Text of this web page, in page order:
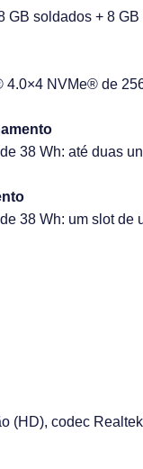
GB soldados + 8
4.0×4 NVMe® de
38 Wh: até duas
38 Wh: um slot de
(HD), codec